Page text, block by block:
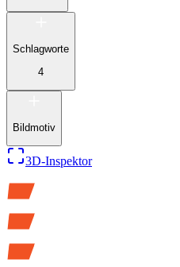
Schlagworte
4
Bildmotiv
3D-Inspektor